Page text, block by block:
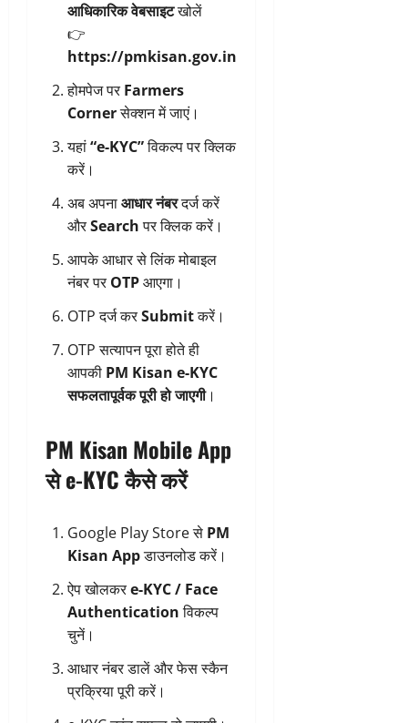
आधिकारिक वेबसाइटखोलें
👉
https://pmkisan.gov.in
होमपेज पर Farmers
Cornerसेक्शन में जाएं।
यहां“e-KYC”विकल्प पर क्लिक
करें।
अब अपनाआधार नंबरदर्ज करें
औरSearchपर क्लिक करें।
आपके आधार से लिंक मोबाइल
नंबर पर OTPआएगा।
OTP दर्ज करSubmitकरें।
OTP सत्यापन पूरा होते ही
आपकी PM Kisan e-KYC
सफलतापूर्वक पूरी हो जाएगी।
PM Kisan Mobile App
से e-KYC कैसे करें
Google Play Store से PM
Kisan Appडाउनलोड करें।
ऐप खोलकरe-KYC / Face
Authenticationविकल्प
चुनें।
आधार नंबर डालें और फेस स्कैन
प्रक्रिया पूरी करें।